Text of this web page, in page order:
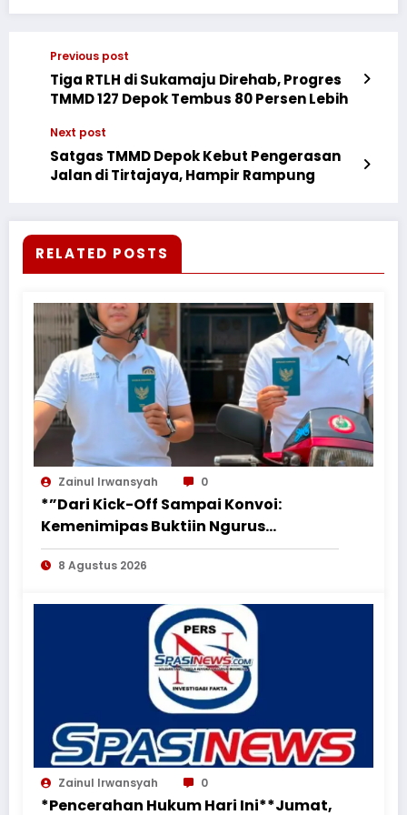
Previous post
Tiga RTLH di Sukamaju Direhab, Progres
TMMD 127 Depok Tembus 80 Persen Lebih
Next post
Satgas TMMD Depok Kebut Pengerasan
Jalan di Tirtajaya, Hampir Rampung
RELATED POSTS
Zainul Irwansyah 0
*”Dari Kick-Off Sampai Konvoi:
Kemenimipas Buktiin Ngurus
Dokumen Nggak Harus Ribet &
Boring”*
8 Agustus 2026
Zainul Irwansyah 0
*Pencerahan Hukum Hari Ini**Jumat,